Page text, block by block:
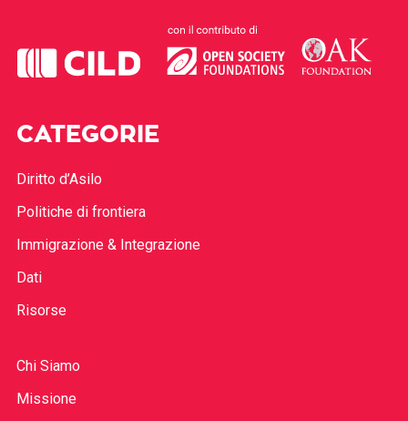
CATEGORIE
Diritto d’Asilo
Politiche di frontiera
Immigrazione & Integrazione
Dati
Risorse
Chi Siamo
Missione